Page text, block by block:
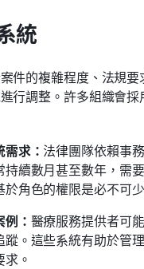
統
件的複雜程度、法規
行調整。許多組織會
求： 法律團隊依賴事
續數月甚至數年，需
於角色的權限是必不可
： 醫療服務提供者可
。這些系統有助於管
。